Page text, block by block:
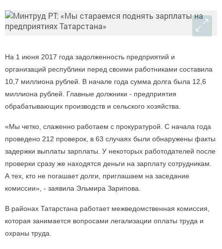
На 1 июня 2017 года задолженность предприятий и
организаций республики перед своими работниками составила
10,7 миллиона рублей. В начале года сумма долга была 12,6
миллиона рублей. Главные должники - предприятия
обрабатывающих производств и сельского хозяйства.
«Мы четко, слаженно работаем с прокуратурой. С начала года
проведено 212 проверок, в 63 случаях были обнаружены факты
задержки выплаты зарплаты. У некоторых работодателей после
проверки сразу же находятся деньги на зарплату сотрудникам.
А тех, кто не погашает долги, приглашаем на заседание
комиссии», - заявила Эльмира Зарипова.
В районах Татарстана работает межведомственная комиссия,
которая занимается вопросами легализации оплаты труда и
охраны труда.